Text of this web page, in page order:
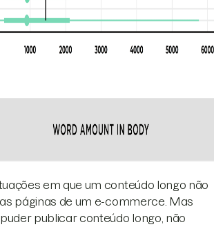
em que um conteúdo longo não
páginas de um e-commerce. Mas
publicar conteúdo longo, não